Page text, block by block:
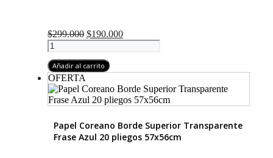
$299.000 El
precio
era:
$190.000El
precio
Embalaje
100
Paquetes
de
Papel
Coreano
cantidad
Añadir al carrito
OFERTA
Papel Coreano Borde Superior Transparente
Frase Azul 20 pliegos 57x56cm